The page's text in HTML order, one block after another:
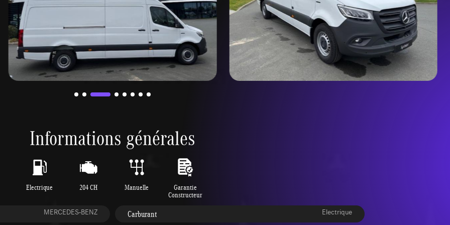
Informations générales
Electrique 204 CH Manuelle Garantie
Constructeur
MERCEDES-BENZ
Carburant Electrique